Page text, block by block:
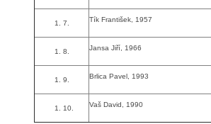
7. Tík František, 1957
8. Jansa Jiří, 1966
9. Brlica Pavel, 1993
10. Vaš David, 1990